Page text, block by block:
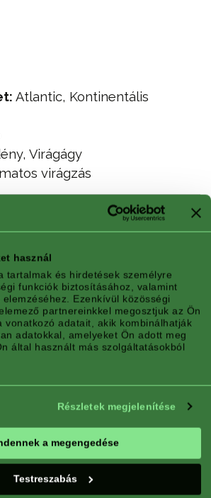
használ
tartalmak és hirdetések személyre
funkciók biztosításához, valamint
Ezenkívül közösségi
partnereinkkel megosztjuk az Ön
vonatkozó adatait, akik kombinálhatják
adatokkal, amelyeket Ön adott meg
által használt más szolgáltatásokból
Részletek megjelenítése
a megengedése
Testreszabás
Atlantic, Kontinentális
Virágágy
virágzás